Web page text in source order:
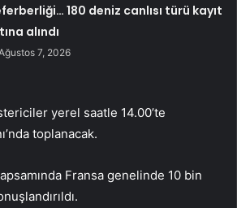
180 deniz canlısı türü kayıt
alındı
7, 2026
yerel saatle 14.00’te
toplanacak.
Fransa genelinde 10 bin